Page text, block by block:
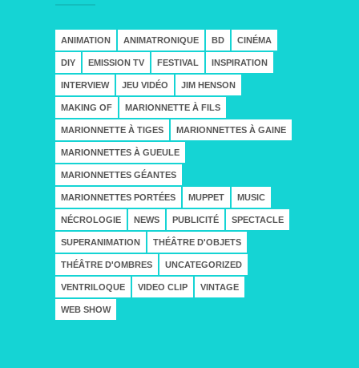
ANIMATION ANIMATRONIQUE BD CINÉMA
DIY EMISSION TV FESTIVAL INSPIRATION
INTERVIEW JEU VIDÉO JIM HENSON
MAKING OF MARIONNETTE À FILS
MARIONNETTE À TIGES MARIONNETTES À GAINE
MARIONNETTES À GUEULE
MARIONNETTES GÉANTES
MARIONNETTES PORTÉES MUPPET MUSIC
NÉCROLOGIE NEWS PUBLICITÉ SPECTACLE
SUPERANIMATION THÉÂTRE D'OBJETS
THÉÂTRE D'OMBRES UNCATEGORIZED
VENTRILOQUE VIDEO CLIP VINTAGE
WEB SHOW